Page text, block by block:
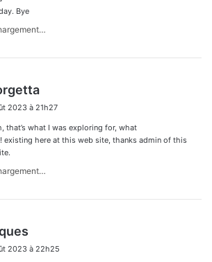
Bye
t
:
2023 à 21h27
that’s what I was exploring for, what
existing here at this web site, thanks admin of this
t
2023 à 22h25